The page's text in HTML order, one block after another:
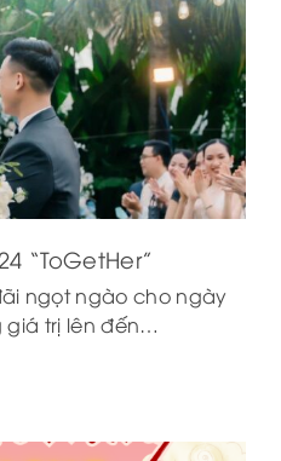
“ToGetHer”
ngọt ngào cho ngày
trị lên đến…